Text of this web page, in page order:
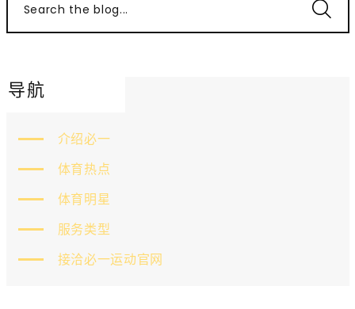
Search the blog...
导航
介绍必一
体育热点
体育明星
服务类型
接洽必一运动官网